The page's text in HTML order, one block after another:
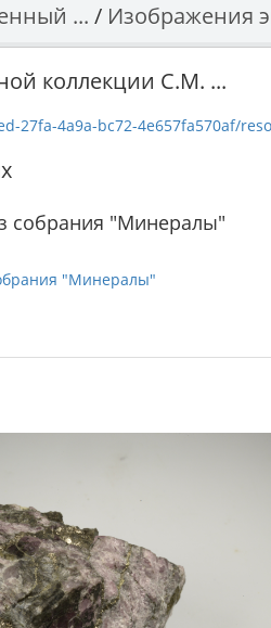
... Изображения
коллекции С.М. ...
4a9a-bc72-4e657fa570af/
собрания "Минералы"
"Минералы"